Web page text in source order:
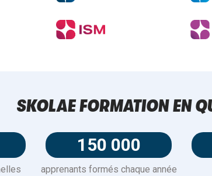
SKOLAE FORMATION EN
150 000
apprenants formés chaque année